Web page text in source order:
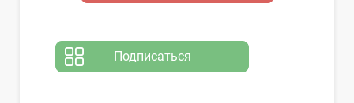
Подписаться